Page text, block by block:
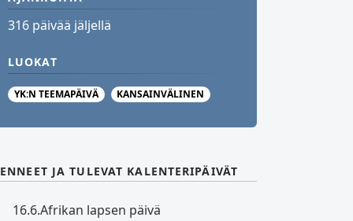
316 päivää jäljellä
LUOKAT
YK:N TEEMAPÄIVÄ KANSAINVÄLINEN
JA TULEVAT KALENTERIPÄIVÄT
16.6.Afrikan lapsen päivä